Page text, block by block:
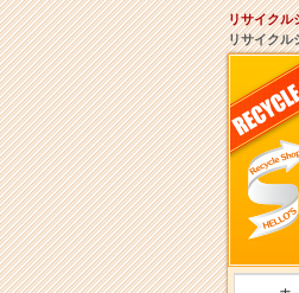
リサイク
リサイクル